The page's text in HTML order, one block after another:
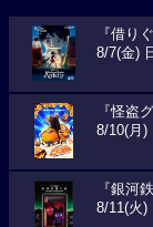
『借り
8/7(金)
『怪盗
8/10(月)
『銀河
8/11(火)